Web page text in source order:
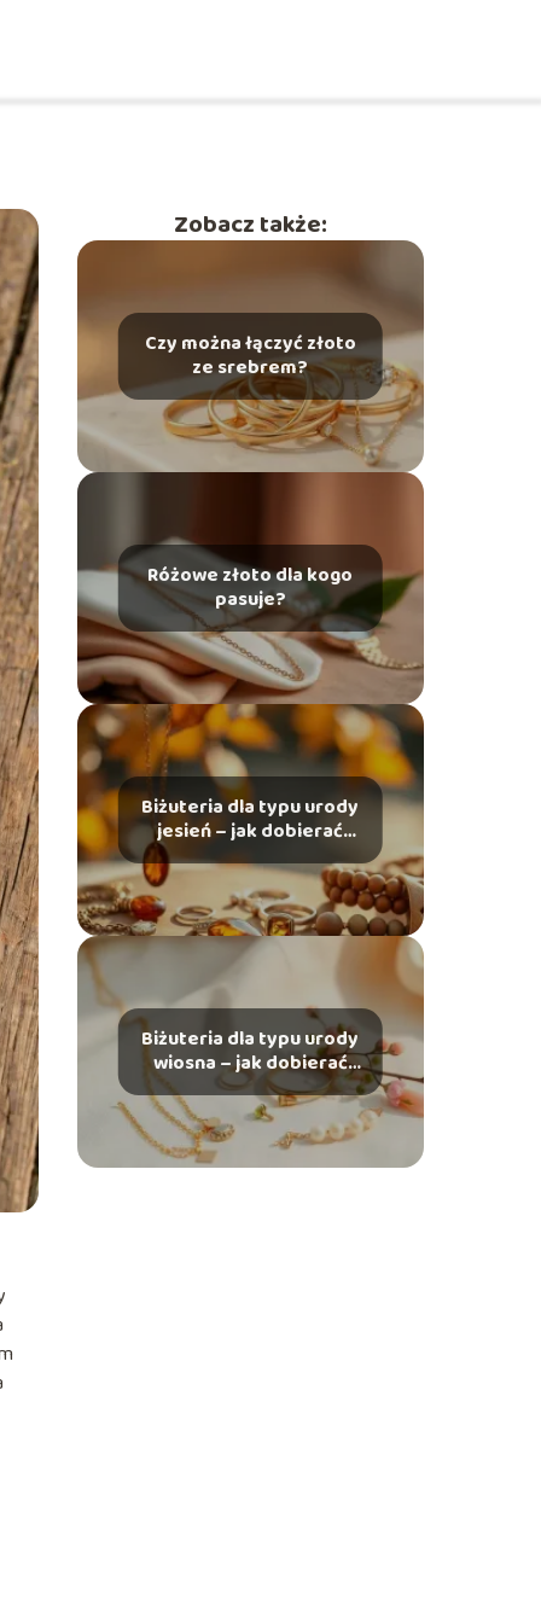
Zobacz także:
Czy można łączyć złoto
ze srebrem?
Różowe złoto dla kogo
pasuje?
Biżuteria dla typu urody
jesień – jak dobierać
dodatki?
Biżuteria dla typu urody
wiosna – jak dobierać
kolory i metale?